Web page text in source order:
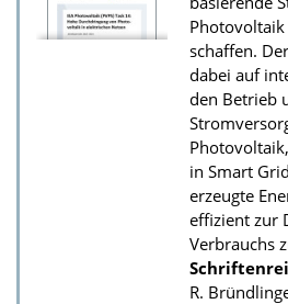
r
P
u
b
l
i
k
a
t
i
Photovoltaik
schaffen.
dabei auf
den Betrieb
in Smart
erzeugte
effizient zur
Verbrauchs
R.